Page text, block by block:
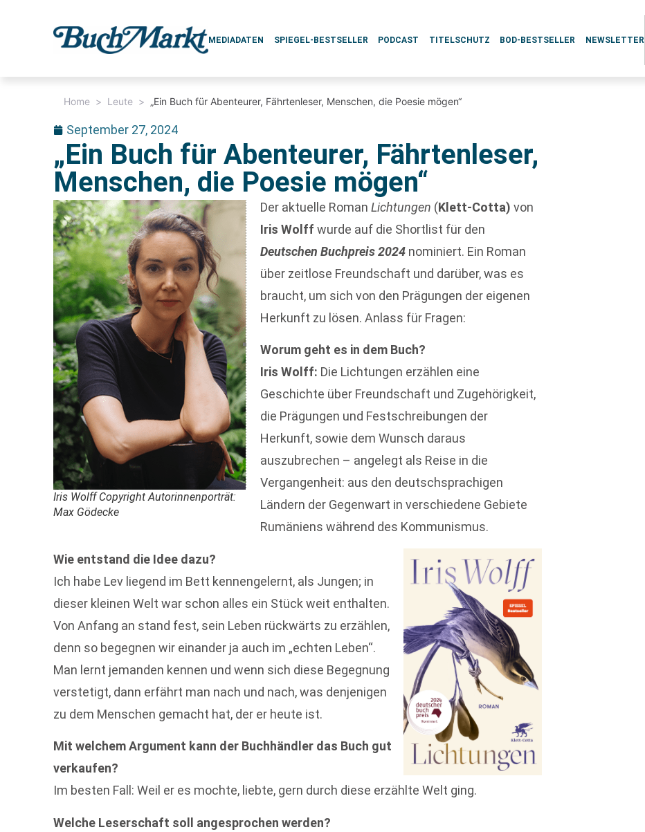
MEDIADATEN SPIEGEL-BESTSELLER PODCAST TITELSCHUTZ BOD-BESTSELLER NEWSLETTER
Home > Leute > „Ein Buch für Abenteurer, Fährtenleser, Menschen, die Poesie mögen“
September 27, 2024
„Ein Buch für Abenteurer, Fährtenleser,
Menschen, die Poesie mögen“
Iris Wolff Copyright Autorinnenporträt:
Max Gödecke
Der aktuelle RomanLichtungen (Klett-Cotta) von
Iris Wolff wurde auf die Shortlist für den
Deutschen Buchpreis 2024 nominiert. Ein Roman
über zeitlose Freundschaft und darüber, was es
braucht, um sich von den Prägungen der eigenen
Herkunft zu lösen. Anlass für Fragen:
Worum geht es in dem Buch?
Iris Wolff: Die Lichtungen erzählen eine
Geschichte über Freundschaft und Zugehörigkeit,
die Prägungen und Festschreibungen der
Herkunft, sowie dem Wunsch daraus
auszubrechen – angelegt als Reise in die
Vergangenheit: aus den deutschsprachigen
Ländern der Gegenwart in verschiedene Gebiete
Rumäniens während des Kommunismus.
Wie entstand die Idee dazu?
Ich habe Lev liegend im Bett kennengelernt, als Jungen; in
dieser kleinen Welt war schon alles ein Stück weit enthalten.
Von Anfang an stand fest, sein Leben rückwärts zu erzählen,
denn so begegnen wir einander ja auch im „echten Leben“.
Man lernt jemanden kennen und wenn sich diese Begegnung
verstetigt, dann erfährt man nach und nach, was denjenigen
zu dem Menschen gemacht hat, der er heute ist.
Mit welchem Argument kann der Buchhändler das Buch gut
verkaufen?
Im besten Fall: Weil er es mochte, liebte, gern durch diese erzählte Welt ging.
Welche Leserschaft soll angesprochen werden?